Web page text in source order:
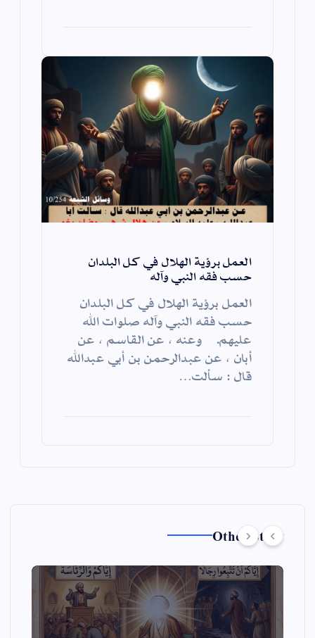
العمل برؤية الهلال في كل البلدان
حسب فقه النبي وآله
العمل برؤية الهلال في كل البلدان
حسب فقه النبي وآله صلوات الله
عليهم. وعنه ، عن القاسم ، عن
أبان ، عن عبدالرحمن بن أبي عبدالله
قال : سألت…
Other Story